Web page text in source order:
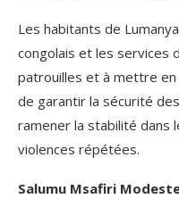
Les habitants de
congolais et les services
patrouilles et à mettre
de garantir la sécurité
ramener la stabilité dans
violences répétées.
Salumu Msafiri